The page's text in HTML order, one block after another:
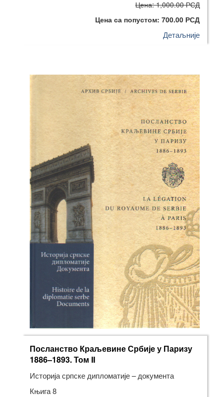
Цена: 1,000.00 РСД
Цена са попустом: 700.00 РСД
Детаљније
Посланство Краљевине Србије у Паризу
1886–1893. Том II
Историја српске дипломатије – документа
Књига 8